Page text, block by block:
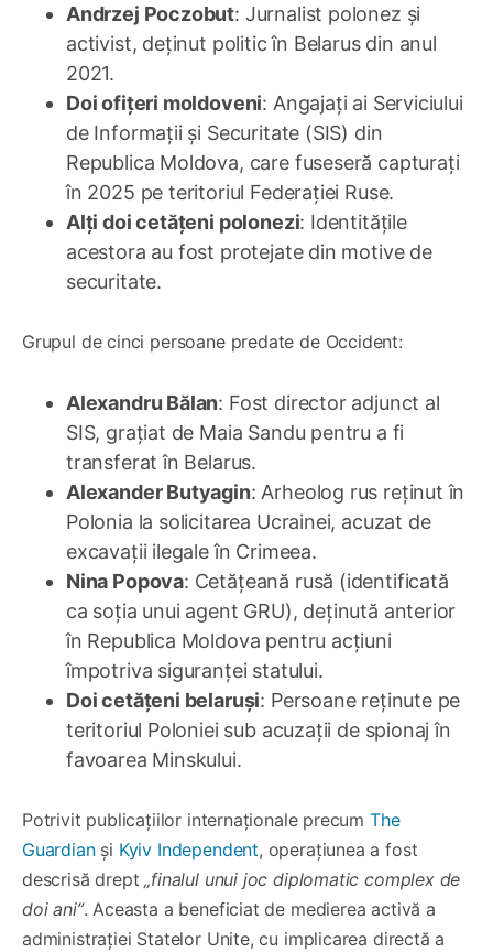
Andrzej Poczobut: Jurnalist polonez și
activist, deținut politic în Belarus din anul
2021.
Doi ofițeri moldoveni: Angajați ai Serviciului
de Informații și Securitate (SIS) din
Republica Moldova, care fuseseră capturați
în 2025 pe teritoriul Federației Ruse.
Alți doi cetățeni polonezi: Identitățile
acestora au fost protejate din motive de
securitate.
Grupul de cinci persoane predate de Occident:
Alexandru Bălan: Fost director adjunct al
SIS, grațiat de Maia Sandu pentru a fi
transferat în Belarus.
Alexander Butyagin: Arheolog rus reținut în
Polonia la solicitarea Ucrainei, acuzat de
excavații ilegale în Crimeea.
Nina Popova: Cetățeană rusă (identificată
ca soția unui agent GRU), deținută anterior
în Republica Moldova pentru acțiuni
împotriva siguranței statului.
Doi cetățeni belaruși: Persoane reținute pe
teritoriul Poloniei sub acuzații de spionaj în
favoarea Minskului.
Potrivit publicațiilor internaționale precum The
Guardianși Kyiv Independent, operațiunea a fost
descrisă drept„finalul unui joc diplomatic complex de
doi ani”. Aceasta a beneficiat de medierea activă a
administrației Statelor Unite, cu implicarea directă a